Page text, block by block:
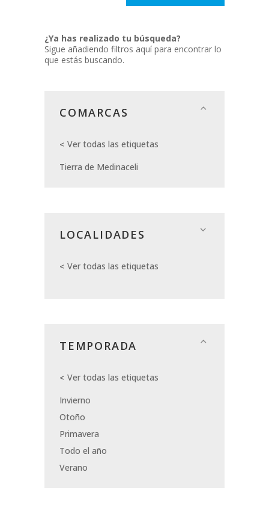
¿Ya has realizado tu búsqueda?
Sigue añadiendo filtros aquí para encontrar lo
que estás buscando.
COMARCAS
Ver todas las etiquetas
Tierra de Medinaceli
LOCALIDADES
Ver todas las etiquetas
TEMPORADA
Ver todas las etiquetas
Invierno
Otoño
Primavera
Todo el año
Verano